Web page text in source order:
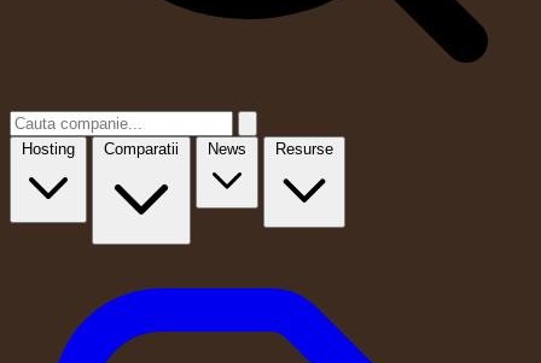
Hosting Comparatii News Resurse